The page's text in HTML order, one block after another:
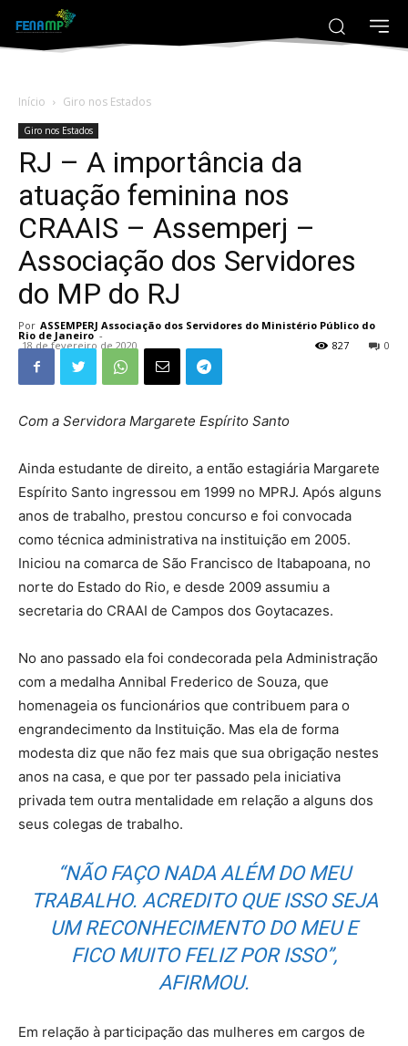
Início Giro nos Estados
Giro nos Estados
RJ – A importância da
atuação feminina nos
CRAAIS – Assemperj –
Associação dos Servidores
do MP do RJ
Por ASSEMPERJ Associação dos Servidores do Ministério Público do
Rio de Janeiro -
18 de fevereiro de 2020 0
827
Com a Servidora Margarete Espírito Santo
Ainda estudante de direito, a então estagiária Margarete
Espírito Santo ingressou em 1999 no MPRJ. Após alguns
anos de trabalho, prestou concurso e foi convocada
como técnica administrativa na instituição em 2005.
Iniciou na comarca de São Francisco de Itabapoana, no
norte do Estado do Rio, e desde 2009 assumiu a
secretaria do CRAAI de Campos dos Goytacazes.
No ano passado ela foi condecorada pela Administração
com a medalha Annibal Frederico de Souza, que
homenageia os funcionários que contribuem para o
engrandecimento da Instituição. Mas ela de forma
modesta diz que não fez mais que sua obrigação nestes
anos na casa, e que por ter passado pela iniciativa
privada tem outra mentalidade em relação a alguns dos
seus colegas de trabalho.
“NÃO FAÇO NADA ALÉM DO MEU
TRABALHO. ACREDITO QUE ISSO SEJA
UM RECONHECIMENTO DO MEU E
FICO MUITO FELIZ POR ISSO”,
AFIRMOU.
Em relação à participação das mulheres em cargos de